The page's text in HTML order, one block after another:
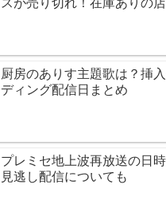
厨房のありす主題歌は？挿
ディング配信日まとめ
プレミセ地上波再放送の日
見逃し配信についても